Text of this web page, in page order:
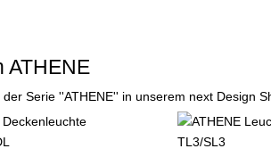
ATHENE
Serie ''ATHENE'' in unserem next Design